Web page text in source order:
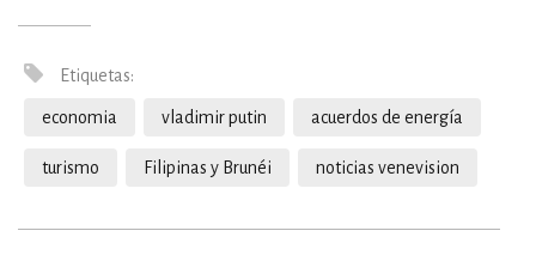
Etiquetas:
economia vladimir putin acuerdos de energía
turismo Filipinas y Brunéi noticias venevision